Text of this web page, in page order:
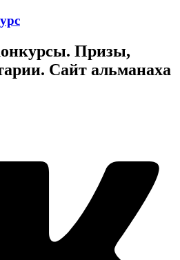
Призы,
Сайт альманаха